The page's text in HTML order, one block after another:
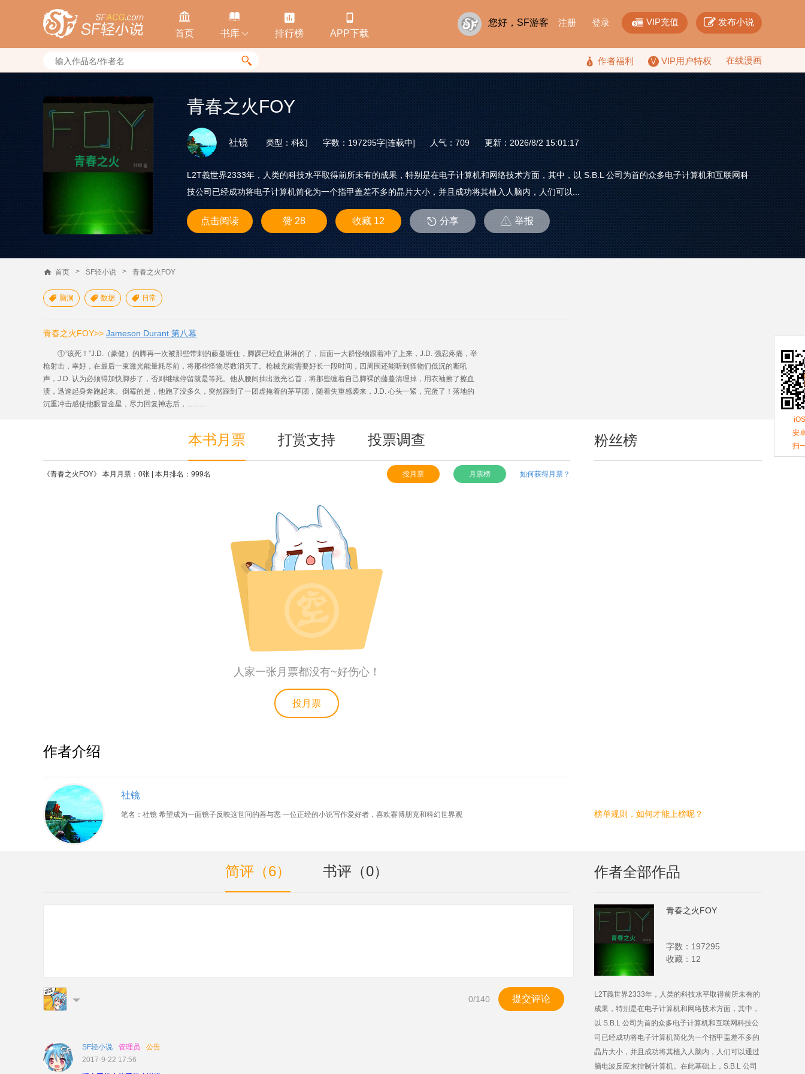

首页

书库 

排行榜

APP下载
您好，SF游客 注册 登录  VIP充值  发布小说
  作者福利 VIP用户特权 在线漫画
青春之火FOY
社镜 类型：科幻 字数：197295字[连载中] 人气：709 更新：2026/8/2 15:01:17
L2T義世界2333年，人类的科技水平取得前所未有的成果，特别是在电子计算机和网络技术方面，其中，以 S.B.L 公司为首的众多电子计算机和互联网科
技公司已经成功将电子计算机简化为一个指甲盖差不多的晶片大小，并且成功将其植入人脑内，人们可以...
点击阅读 赞 28 收藏 12  分享  举报
首页 > SF轻小说 > 青春之火FOY
 脑洞  数据  日常
青春之火FOY>> Jameson Durant 第八幕
①“该死！”J.D.（豪健）的脚再一次被那些带刺的藤蔓缠住，脚踝已经血淋淋的了，后面一大群怪物跟着冲了上来，J.D. 强忍疼痛，举
枪射击，幸好，在最后一束激光能量耗尽前，将那些怪物尽数消灭了。枪械充能需要好长一段时间，四周围还能听到怪物们低沉的嘶吼
声，J.D. 认为必须得加快脚步了，否则继续停留就是等死。他从腰间抽出激光匕首，将那些缠着自己脚裸的藤蔓清理掉，用衣袖擦了擦血
渍，迅速起身奔跑起来。倒霉的是，他跑了没多久，突然踩到了一团虚掩着的茅草团，随着失重感袭来，J.D. 心头一紧，完蛋了！落地的
沉重冲击感使他眼冒金星，尽力回复神志后，...……
本书月票 打赏支持 投票调查
《青春之火FOY》 本月月票：0张 | 本月排名：999名 投月票 月票榜 如何获得月票？
人家一张月票都没有~好伤心！
投月票
作者介绍
社镜
笔名：社镜 希望成为一面镜子反映这世间的善与恶 一位正经的小说写作爱好者，喜欢赛博朋克和科幻世界观
粉丝榜
榜单规则，如何才能上榜呢？
简评（6） 书评（0）
0/140 提交评论
SF轻小说 管理员
公告
2017-9-22 17:56
作者全部作品
青春之火FOY
字数：197295
收藏：12
L2T義世界2333年，人类的科技水平取得前所未有的
成果，特别是在电子计算机和网络技术方面，其中，
以 S.B.L 公司为首的众多电子计算机和互联网科技公
司已经成功将电子计算机简化为一个指甲盖差不多的
晶片大小，并且成功将其植入人脑内，人们可以通过
脑电波反应来控制计算机。在此基础上，S.B.L 公司
安
扫